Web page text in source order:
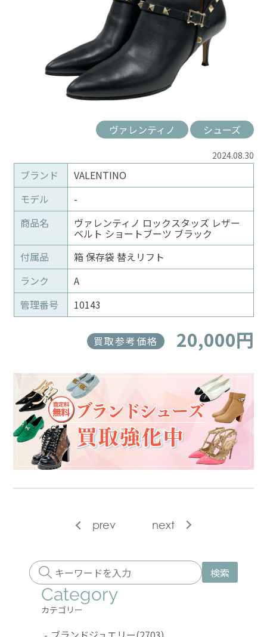
ヴァレンティノ シューズ
2024.08.30
ブランド
VALENTINO
モデル
-
商品名
ヴァレンティノ ロックスタッズ レザー
ベルト ショートブーツ ブラック
付属品
箱 保存袋 替えリフト
ランク
A
管理番号
10143
買取参考価格 20,000円
prev next
検索
Category
カテゴリー